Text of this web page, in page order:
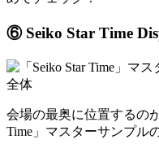
⑥ Seiko Star Time
会場の最奥に位置するの
Time」マスターサンプル